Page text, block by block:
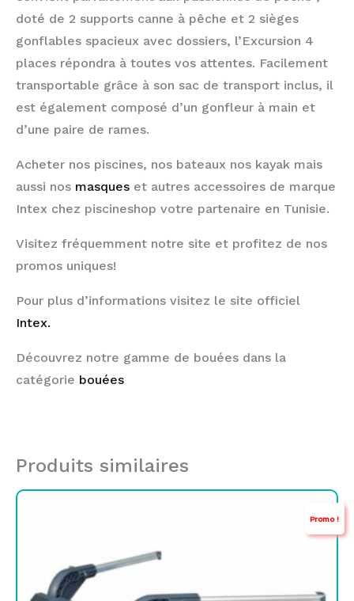
doté de 2 supports canne à pêche et 2 sièges
gonflables spacieux avec dossiers, l’Excursion 4
places répondra à toutes vos attentes. Facilement
transportable grâce à son sac de transport inclus, il
est également composé d’un gonfleur à main et
d’une paire de rames.
Acheter nos piscines, nos bateaux nos kayak mais
aussi nos masques et autres accessoires de marque
Intex chez piscineshop votre partenaire en Tunisie.
Visitez fréquemment notre site et profitez de nos
promos uniques!
Pour plus d’informations visitez le site officiel
Intex.
Découvrez notre gamme de bouées dans la
catégorie bouées
Produits similaires
Promo !
était :
TND
est :
TND